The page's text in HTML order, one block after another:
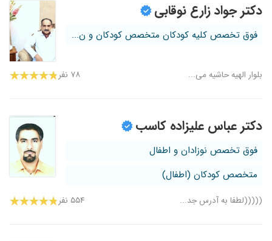
دکتر جواد زارع نوقابی
فوق تخصص کلیه کودکان متخصص کودکان و ن...
بلوار الهیه حاشیه می... ۷۸ نفر
دکتر عباس علیزاده کاسب
فوق تخصص نوزادان و اطفال
متخصص کودکان (اطفال)
(((((لطفا به آدرس جد... ۵۵۴ نفر